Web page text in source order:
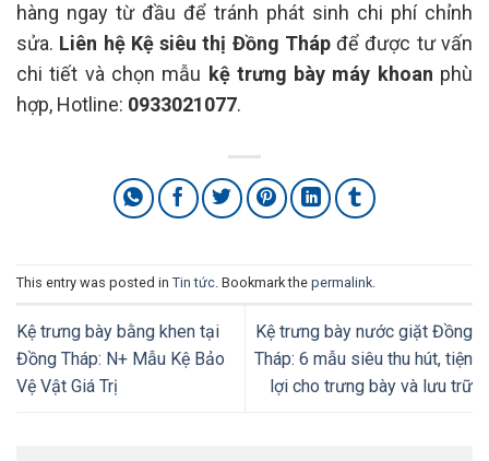
hàng ngay từ đầu để tránh phát sinh chi phí chỉnh
sửa. Liên hệ Kệ siêu thị Đồng Thápđể được tư vấn
chi tiết và chọn mẫu kệ trưng bày máy khoan phù
hợp, Hotline: 0933021077.
This entry was posted in Tin tức . Bookmark the permalink
Kệ trưng bày bằng khen tại
Đồng Tháp: N+ Mẫu Kệ Bảo
Vệ Vật Giá Trị
Kệ trưng bày nước giặt Đồng
Tháp: 6 mẫu siêu thu hút, tiện
lợi cho trưng bày và lưu trữ